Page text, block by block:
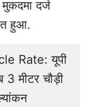
दर्ज
हुआ.
Rate: यूपी
मीटर चौड़ी